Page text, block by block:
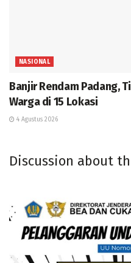
NASIONAL
Banjir Rendam Padang,
Warga di 15 Lokasi
4 Agustus 2026
Discussion about